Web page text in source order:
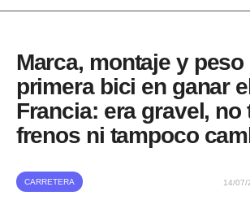
Marca, montaje y peso
primera bici en ganar
Francia: era gravel, no
frenos ni tampoco
CARRETERA 14/07/